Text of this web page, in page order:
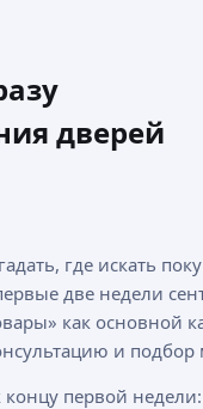
дверей
где искать
две недели
как основной
и подбор
первой